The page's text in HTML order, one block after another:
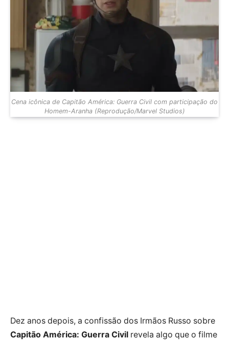
Cena icônica de Capitão América: Guerra Civil com participação do
Homem-Aranha (Reprodução/Marvel Studios)
Dez anos depois, a confissão dos Irmãos Russo sobre
Capitão América: Guerra Civil revela algo que o filme